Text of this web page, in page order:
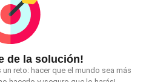
de la solución!
reto: hacer que el mundo sea más